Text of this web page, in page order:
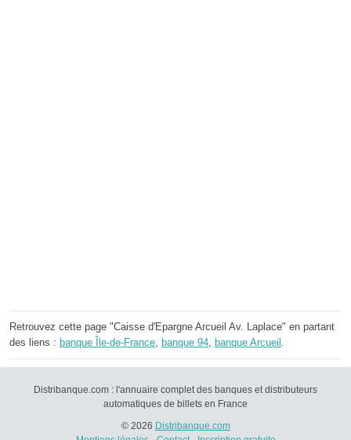
Retrouvez cette page "Caisse d'Epargne Arcueil Av. Laplace" en partant
des liens : banque Île-de-France banque 94 banque Arcueil
Distribanque.com : l'annuaire complet des banques et distributeurs
automatiques de billets en France
© 2026 Distribanque.com